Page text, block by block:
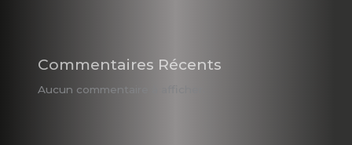
Commentaires Récents
Aucun commentaire à afficher.